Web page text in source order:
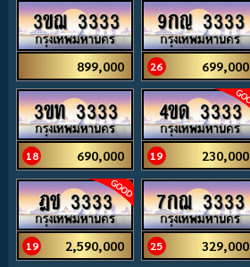
3ขฌ 3333
899,000
9กญ 3333
26 699,000
3ขท 3333
18 690,000
4ขด 3333
19 230,000
ฎช 3333
19 2,590,000
7กฌ 3333
25 329,000